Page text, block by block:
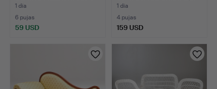
l…
1 día
6 pujas
59 USD
1 día
4 pujas
159 USD